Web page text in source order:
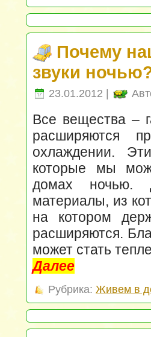
Почему
звуки
23.01.2012 |
Все вещества –
расширяются
охлаждении.
которые мы
домах ночью.
материалы, из
на котором
расширяются.
может стать
Далее
Рубрика: Живем в